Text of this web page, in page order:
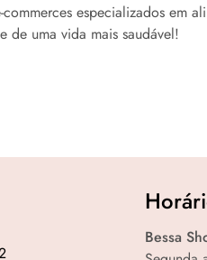
especializados em
de uma vida mais saudável!
Bessa